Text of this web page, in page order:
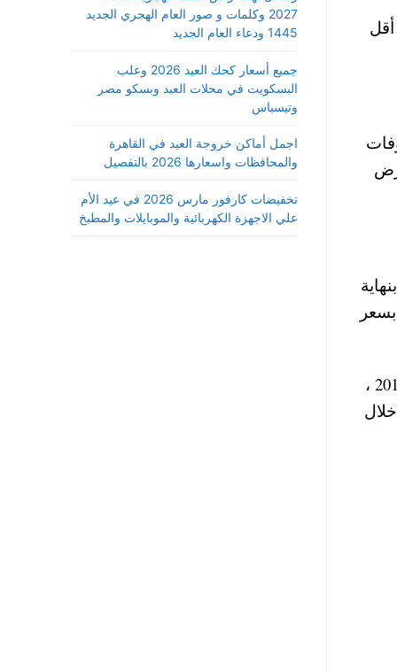
أي أقل
لقرض
حقوق الاكتتاب شراء عدد 5 أسهم بسعر
وسوف يتم ممارسة حق الاكتتاب في اسهم اوراسكوم القابضة الجديدة في الفترة ما بين 8 إلى 14 ديسمبر 2015 ،
2027 وكلمات و صور العام الهجري الجديد
1445 ودعاء العام الجديد
جميع أسعار كحك العيد 2026 وعلب
البسكويت في محلات العبد وبسكو مصر
وتيسباس
اجمل أماكن خروجة العيد في القاهرة
والمحافظات واسعارها 2026 بالتفصيل
تخفيضات كارفور مارس 2026 في عيد الأم
علي الاجهزة الكهربائية والموبايلات والمطبخ